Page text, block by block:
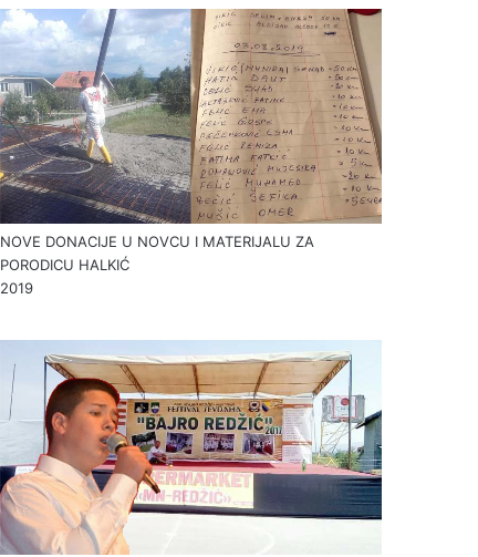
NOVE DONACIJE U NOVCU I MATERIJALU ZA
PORODICU HALKIĆ
2019